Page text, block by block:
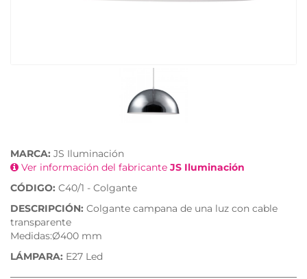
MARCA: JS Iluminación
Ver información del fabricante JS Iluminación
CÓDIGO: C40/1 - Colgante
DESCRIPCIÓN: Colgante campana de una luz con cable
transparente
Medidas:Ø400 mm
LÁMPARA: E27 Led